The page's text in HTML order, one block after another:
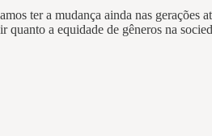
ter a mudança ainda nas gerações
a equidade de gêneros na